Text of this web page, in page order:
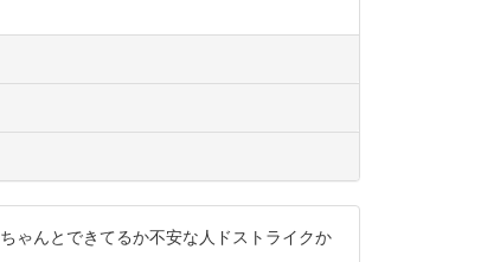
ゃんとできてるか不安な人ドストライクか